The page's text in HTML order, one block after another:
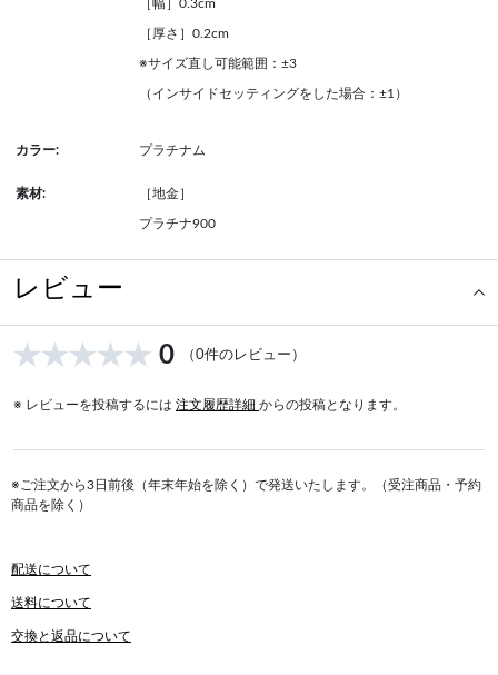
［幅］0.3cm
［厚さ］0.2cm
※サイズ直し可能範囲：±3
（インサイドセッティングをした場合：±1）
カラー: プラチナム
素材: ［地金］
プラチナ900
レビュー
0 （0件のレビュー）
※ レビューを投稿するには 注文履歴詳細 からの投稿となります。
※ご注文から3日前後（年末年始を除く）で発送いたします。（受注商品・予約
商品を除く）
配送について
送料について
交換と返品について